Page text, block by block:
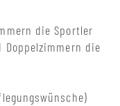
die Sportler
die